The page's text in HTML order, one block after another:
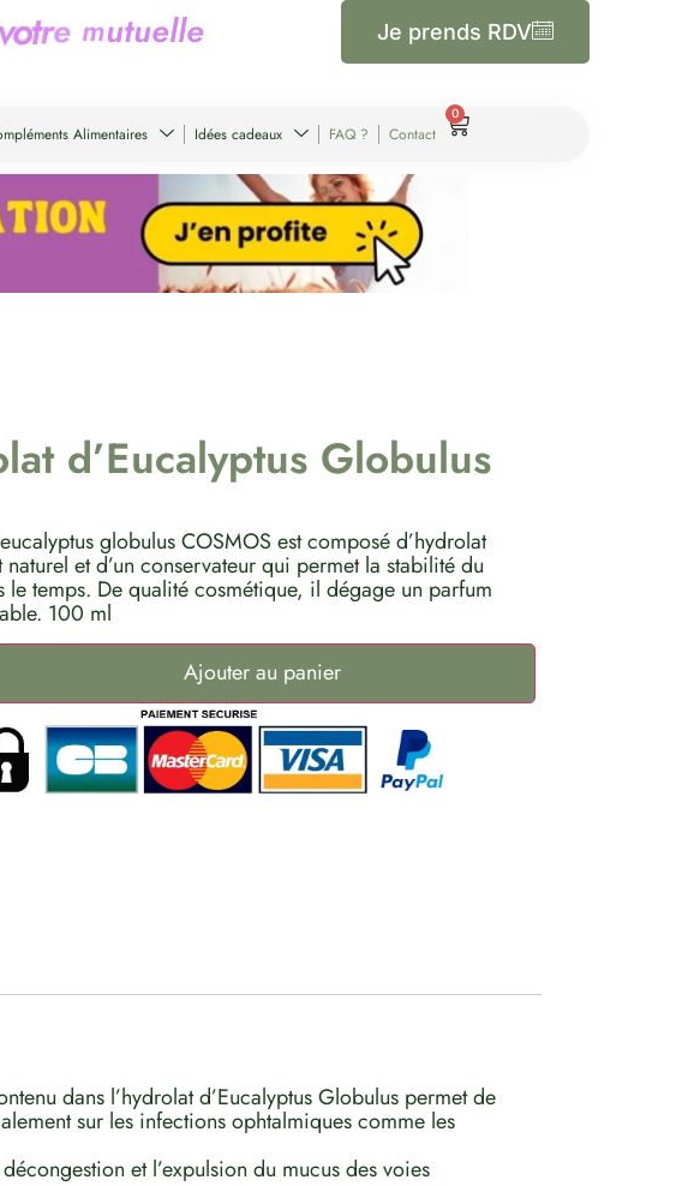
otre mutuelle Je prends RDV
Alimentaires Idées cadeaux FAQ ? Contact
0
d’Eucalyptus Globulus
globulus COSMOS est composé d’hydrolat
et d’un conservateur qui permet la stabilité du
le temps. De qualité cosmétique, il dégage un parfum
100 ml
Ajouter au panier
dans l’hydrolat d’Eucalyptus Globulus permet de
sur les infections ophtalmiques comme les
et l’expulsion du mucus des voies